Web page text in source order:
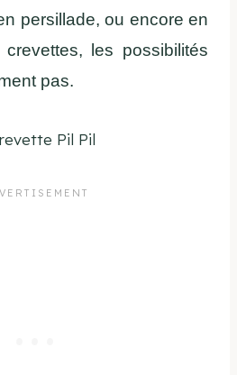
persillade, ou encore en
les possibilités
pas.